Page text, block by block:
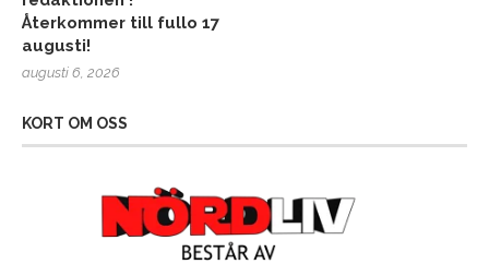
Återkommer till fullo 17
augusti!
augusti 6, 2026
KORT OM OSS